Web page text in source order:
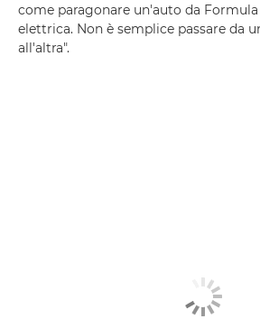
come paragonare un'auto da
elettrica. Non è semplice passare da
all'altra".